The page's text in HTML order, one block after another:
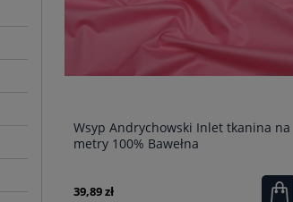
Wsyp Andrychowski Inlet tkanina na
metry 100% Bawełna
39,89 zł